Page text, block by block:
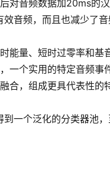
对音频数据加20ms的
音频，而且也减少了
能量、短时过零率和基
一个实用的特定音频事
合，组成更具代表性的
一个泛化的分类器池